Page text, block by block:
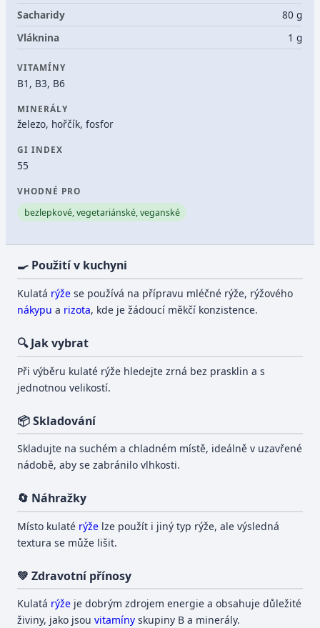
Sacharidy
80 g
Vláknina
1 g
VITAMÍNY
B1, B3, B6
MINERÁLY
železo, hořčík, fosfor
GI INDEX
55
VHODNÉ PRO
bezlepkové, vegetariánské, veganské
🍳 Použití v kuchyni
Kulatá rýže se používá na přípravu mléčné rýže, rýžového
nákypu a rizota, kde je žádoucí měkčí konzistence.
🔍 Jak vybrat
Při výběru kulaté rýže hledejte zrná bez prasklin a s
jednotnou velikostí.
📦 Skladování
Skladujte na suchém a chladném místě, ideálně v uzavřené
nádobě, aby se zabránilo vlhkosti.
🔄 Náhražky
Místo kulaté rýže lze použít i jiný typ rýže, ale výsledná
textura se může lišit.
💚 Zdravotní přínosy
Kulatá rýže je dobrým zdrojem energie a obsahuje důležité
živiny, jako jsouvitamíny skupiny B a minerály.